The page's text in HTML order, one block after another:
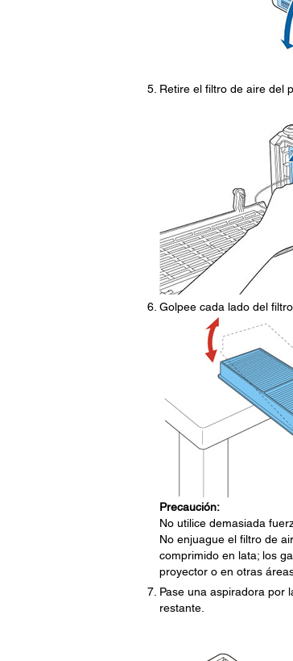
Retire el filtro de aire del
Golpee cada lado del
Precaución:
No utilice demasiada
No enjuague el filtro de
comprimido en lata; los
proyector o en otras
Pase una aspiradora por
restante.